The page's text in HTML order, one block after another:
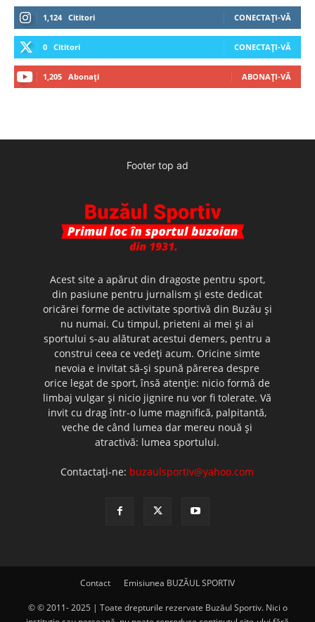
1,124 Cititori CONECTAȚI-VĂ
0 Cititori CONECTAȚI-VĂ
1,205 Abonați ABONAȚI-VĂ
Footer top ad
Acest site a apărut din dragoste pentru sport,
din pasiune pentru jurnalism şi este dedicat
oricărei forme de activitate sportivă din Buzău şi
nu numai. Cu timpul, prieteni ai mei şi ai
sportului s-au alăturat acestui demers, pentru a
construi ceea ce vedeţi acum. Oricine simte
nevoia e invitat să-şi spună părerea despre
orice legat de sport, însă atenţie: nicio formă de
limbaj vulgar şi nicio jignire nu vor fi tolerate. Vă
invit cu drag într-o lume magnifică, palpitantă,
veche de când lumea dar mereu nouă şi
atractivă: lumea sportului.
Contactați-ne: buzaulsportiv@yahoo.com
Contact Emisiunea BUZĂUL SPORTIV
© © 2011- 2025 | Toate drepturile rezervate Buzăul Sportiv. Nici o